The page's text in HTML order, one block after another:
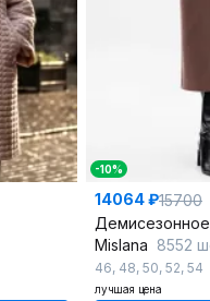
-10%
14064 ₽15700
Mislana 8552
46, 48, 50, 52, 54
лучшая цена